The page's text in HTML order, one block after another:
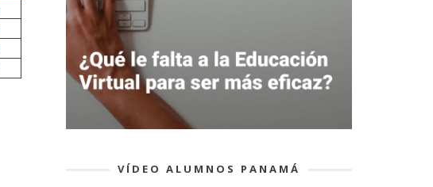
VÍDEO ALUMNOS PANAMÁ